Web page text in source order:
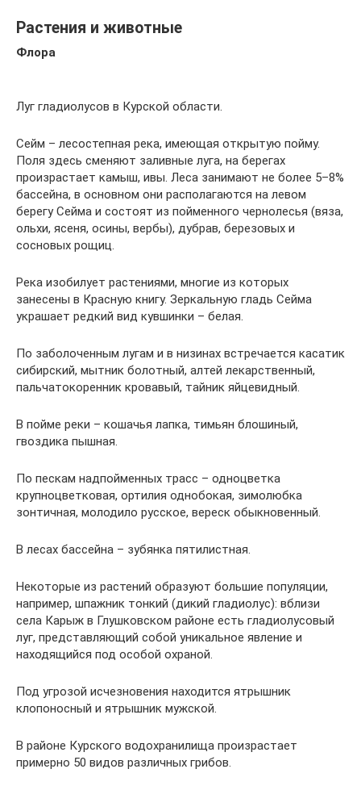
Растения и животные
Флора
Луг гладиолусов в Курской области.
Сейм – лесостепная река, имеющая открытую пойму.
Поля здесь сменяют заливные луга, на берегах
произрастает камыш, ивы. Леса занимают не более 5–8%
бассейна, в основном они располагаются на левом
берегу Сейма и состоят из пойменного чернолесья (вяза,
ольхи, ясеня, осины, вербы), дубрав, березовых и
сосновых рощиц.
Река изобилует растениями, многие из которых
занесены в Красную книгу. Зеркальную гладь Сейма
украшает редкий вид кувшинки – белая.
По заболоченным лугам и в низинах встречается касатик
сибирский, мытник болотный, алтей лекарственный,
пальчатокоренник кровавый, тайник яйцевидный.
В пойме реки – кошачья лапка, тимьян блошиный,
гвоздика пышная.
По пескам надпойменных трасс – одноцветка
крупноцветковая, ортилия однобокая, зимолюбка
зонтичная, молодило русское, вереск обыкновенный.
В лесах бассейна – зубянка пятилистная.
Некоторые из растений образуют большие популяции,
например, шпажник тонкий (дикий гладиолус): вблизи
села Карыж в Глушковском районе есть гладиолусовый
луг, представляющий собой уникальное явление и
находящийся под особой охраной.
Под угрозой исчезновения находится ятрышник
клопоносный и ятрышник мужской.
В районе Курского водохранилища произрастает
примерно 50 видов различных грибов.